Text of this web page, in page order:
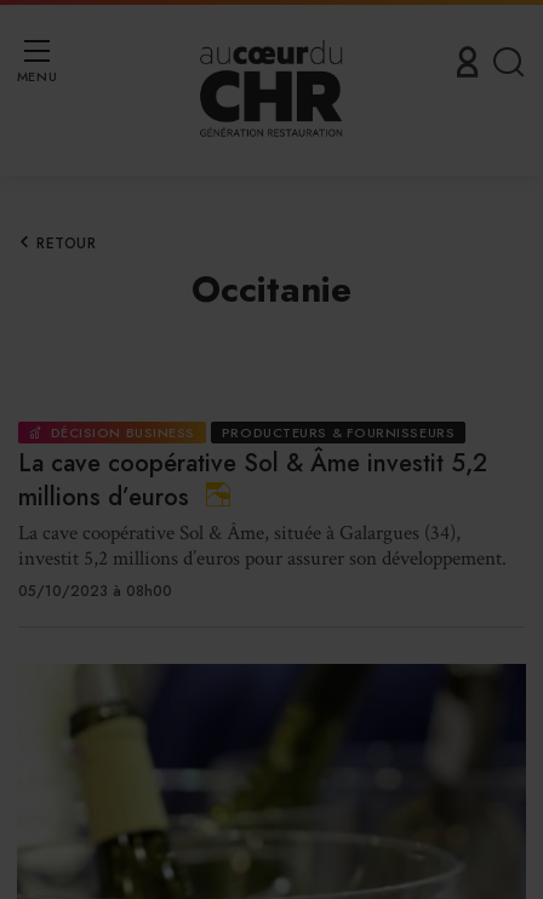
MENU
RETOUR
Occitanie
DÉCISION BUSINESS PRODUCTEURS & FOURNISSEURS
La cave coopérative Sol & Âme investit 5,2
millions d’euros
La cave coopérative Sol & Âme, située à Galargues (34),
investit 5,2 millions d’euros pour assurer son développement.
05/10/2023 à 08h00